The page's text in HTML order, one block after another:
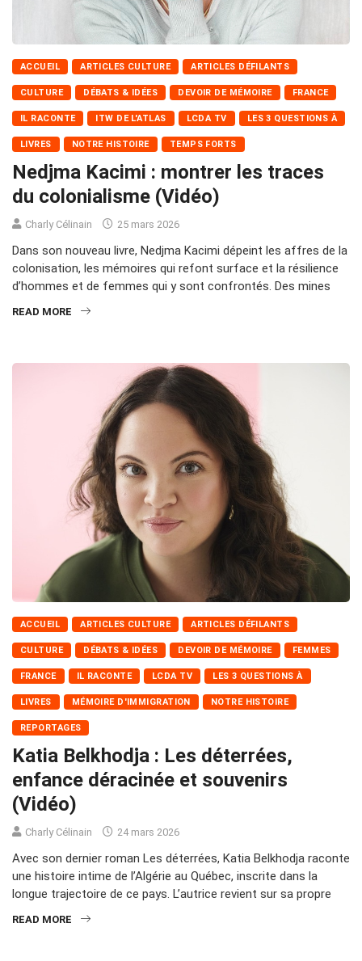
ACCUEIL ARTICLES CULTURE ARTICLES DÉFILANTS
CULTURE DÉBATS & IDÉES DEVOIR DE MÉMOIRE FRANCE
IL RACONTE ITW DE L'ATLAS LCDA TV LES 3 QUESTIONS À
LIVRES NOTRE HISTOIRE TEMPS FORTS
Nedjma Kacimi : montrer les traces
du colonialisme (Vidéo)
Charly Célinain 25 mars 2026
Dans son nouveau livre, Nedjma Kacimi dépeint les affres de la
colonisation, les mémoires qui refont surface et la résilience
d’hommes et de femmes qui y sont confrontés. Des mines
READ MORE
ACCUEIL ARTICLES CULTURE ARTICLES DÉFILANTS
CULTURE DÉBATS & IDÉES DEVOIR DE MÉMOIRE FEMMES
FRANCE IL RACONTE LCDA TV LES 3 QUESTIONS À
LIVRES MÉMOIRE D'IMMIGRATION NOTRE HISTOIRE
REPORTAGES
Katia Belkhodja : Les déterrées,
enfance déracinée et souvenirs
(Vidéo)
Charly Célinain 24 mars 2026
Avec son dernier roman Les déterrées, Katia Belkhodja raconte
une histoire intime de l’Algérie au Québec, inscrite dans la
longue trajectoire de ce pays. L’autrice revient sur sa propre
READ MORE